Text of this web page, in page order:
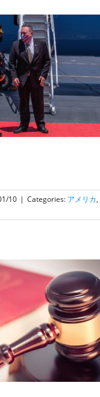
10 | Categories: アメリカ,